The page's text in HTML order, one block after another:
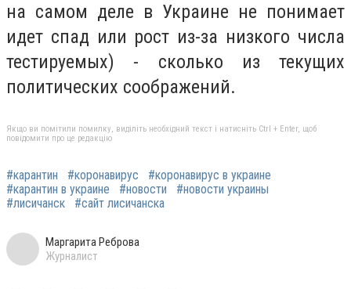
на самом деле в Украине не понимает
идет спад или рост из-за низкого числа
тестируемых) - сколько из текущих
политических соображений.
Якщо ви помітили помилку, виділіть необхідний текст і натисніть Ctrl + Enter, щоб
повідомити про це редакцію
#карантин #коронавирус
#коронавирус в украине
#карантин в украине
#новости
#новости украины
#лисичанск
#сайт лисичанска
Маргарита Реброва
Журналист